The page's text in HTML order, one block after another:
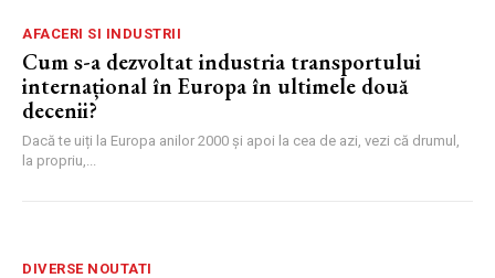
AFACERI SI INDUSTRII
Cum s-a dezvoltat industria transportului
internațional în Europa în ultimele două
decenii?
Dacă te uiți la Europa anilor 2000 și apoi la cea de azi, vezi că drumul,
la propriu,...
DIVERSE NOUTATI